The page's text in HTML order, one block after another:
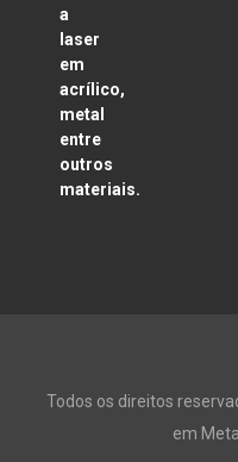
a
laser
em
acrílico,
metal
entre
outros
materiais.
Todos os direitos
em